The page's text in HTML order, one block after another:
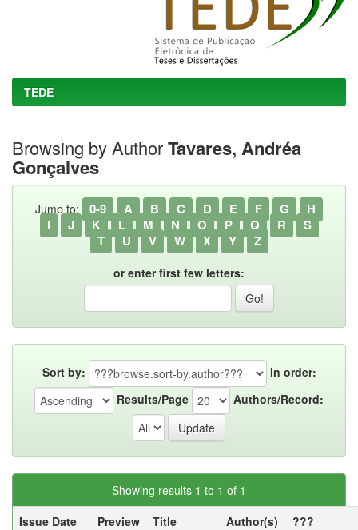
TEDE
Browsing by AuthorTavares, Andréa
Gonçalves
Jump to: 0-9 A B C D E F G
H
I
J K L M N O P Q R
S
T
U V W X Y Z
or enter first few letters:
Sort by:
In order:
Results/Page
Authors/Record:
Showing results 1 to 1 of 1
Issue Date
Preview Title Author(s)
???